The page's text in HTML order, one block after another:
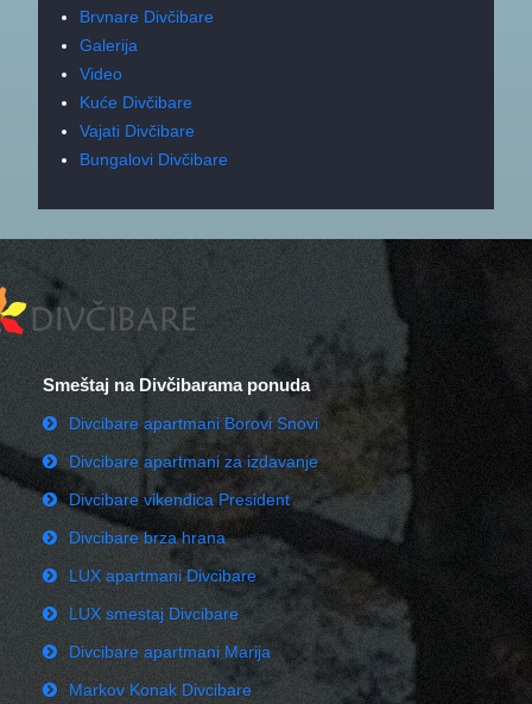
Brvnare Divčibare
Galerija
Video
Kuće Divčibare
Vajati Divčibare
Bungalovi Divčibare
Smeštaj na Divčibarama ponuda
Divcibare apartmani Borovi Snovi
Divcibare apartmani za izdavanje
Divcibare vikendica President
Divcibare brza hrana
LUX apartmani Divcibare
LUX smestaj Divcibare
Divcibare apartmani Marija
Markov Konak Divcibare